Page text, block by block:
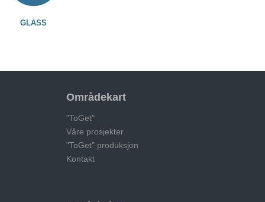
GLASS
Områdekart
"ToGet"
Våre prosjekter
"ToGet" produksjon
Kontakt